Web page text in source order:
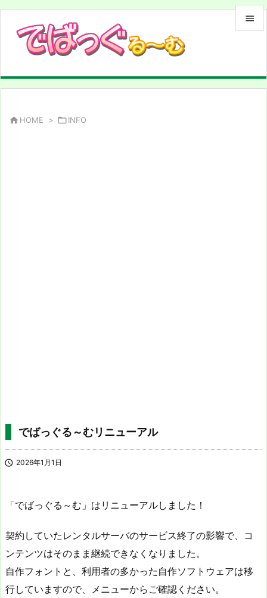


 HOME > INFO
でばっぐる～むリニューアル
 2026年1月1日
「でばっぐる～む」はリニューアルしました！
契約していたレンタルサーバのサービス終了の影響で、コ
ンテンツはそのまま継続できなくなりました。
自作フォントと、利用者の多かった自作ソフトウェアは移
行していますので、メニューからご確認ください。